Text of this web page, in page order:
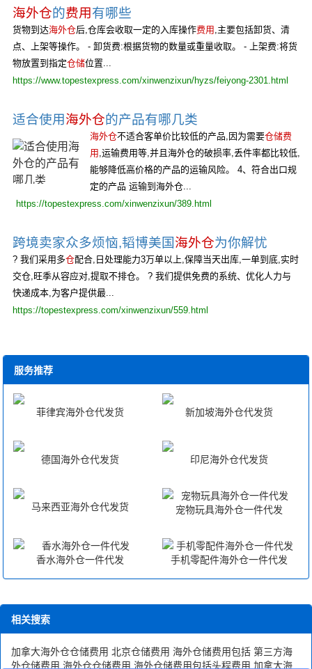
海外仓的费用有哪些
货物到达海外仓后,仓库会收取一定的入库操作费用 ,主要包括卸货、清
点、上架等操作。 - 卸货费:根据货物的数量或重量收取。 - 上架费:将货
物放置到指定仓储位置...
https://www.topestexpress.com/xinwenzixun/hyzs/feiyong-2301.html
适合使用海外仓的产品有哪几类
海外仓不适合客单价比较低的产品,因为需要仓储费
用 ,运输费用等,并且海外仓的破损率,丢件率都比较低,
能够降低高价格的产品的运输风险。 4、符合出口规
定的产品 运输到海外仓...
https://topestexpress.com/xinwenzixun/389.html
跨境卖家众多烦恼,韬博美国海外仓为你解忧
? 我们采用多仓配合,日处理能力3万单以上,保障当天出库,一单到底,实时
交仓,旺季从容应对,提取不排仓。 ? 我们提供免费的系统、优化人力与
快递成本,为客户提供最...
https://topestexpress.com/xinwenzixun/559.html
服务推荐
菲律宾海外仓代发货 新加坡海外仓代发货
德国海外仓代发货 印尼海外仓代发货
马来西亚海外仓代发货 宠物玩具海外仓一件代发
香水海外仓一件代发 手机零配件海外仓一件代发
相关搜索
加拿大海外仓仓储费用 北京仓储费用 海外仓储费用包括 第三方海
外仓储费用 海外仓仓储费用 海外仓储费用包括头程费用 加拿大海